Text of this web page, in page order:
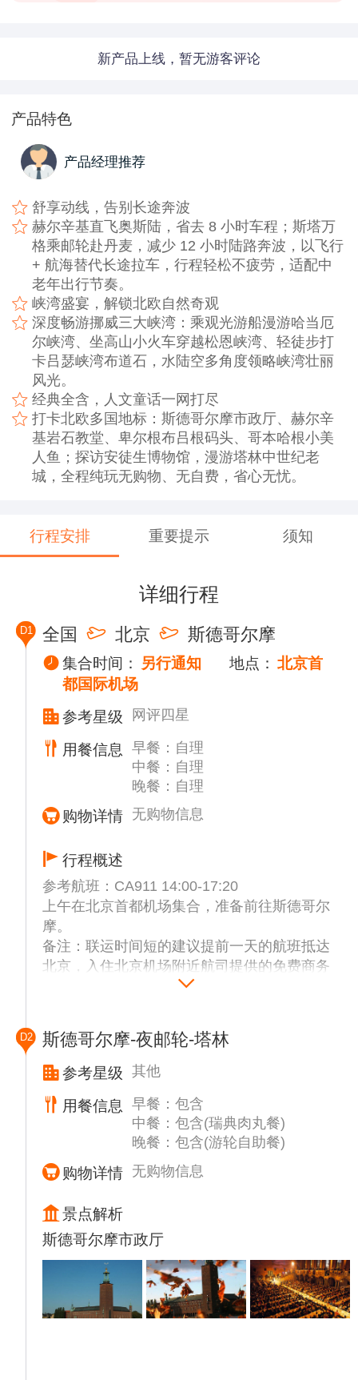
新产品上线，暂无游客评论
产品特色
产品经理推荐
舒享动线，告别长途奔波
赫尔辛基直飞奥斯陆，省去 8 小时车程；斯塔万
格乘邮轮赴丹麦，减少 12 小时陆路奔波，以飞行
+ 航海替代长途拉车，行程轻松不疲劳，适配中
老年出行节奏。
峡湾盛宴，解锁北欧自然奇观
深度畅游挪威三大峡湾：乘观光游船漫游哈当厄
尔峡湾、坐高山小火车穿越松恩峡湾、轻徒步打
卡吕瑟峡湾布道石，水陆空多角度领略峡湾壮丽
风光。
经典全含，人文童话一网打尽
打卡北欧多国地标：斯德哥尔摩市政厅、赫尔辛
基岩石教堂、卑尔根布吕根码头、哥本哈根小美
人鱼；探访安徒生博物馆，漫游塔林中世纪老
城，全程纯玩无购物、无自费，省心无忧。
行程安排 重要提示 须知
详细行程
D1 全国 北京 斯德哥尔摩
集合时间： 另行通知 地点： 北京首
都国际机场
参考星级
网评四星
用餐信息
早餐：自理
中餐：自理
晚餐：自理
购物详情 无购物信息
行程概述
参考航班：CA911 14:00-17:20
上午在北京首都机场集合，准备前往斯德哥尔
摩。
备注：联运时间短的建议提前一天的航班抵达
北京，入住北京机场附近航司提供的免费商务
D2 斯德哥尔摩-夜邮轮-塔林
参考星级 其他
用餐信息
早餐：包含
中餐：包含(瑞典肉丸餐)
晚餐：包含(游轮自助餐)
购物详情 无购物信息
景点解析
斯德哥尔摩市政厅